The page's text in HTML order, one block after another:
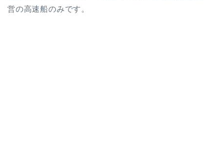
営の高速船のみです。